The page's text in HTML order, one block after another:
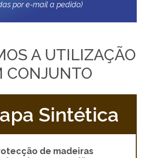
por e-mail a pedido)
A UTILIZAÇÃO
CONJUNTO
Sintética
de madeiras